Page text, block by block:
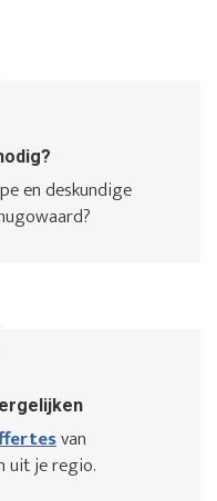
en deskundige
van
uit je regio.